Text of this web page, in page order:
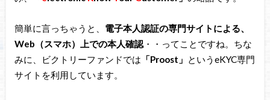
簡単に言っちゃうと、 電子本人認証の専門サイトによる、
Web（スマホ）上での本人確認・・ってことですね。ちな
みに、ビクトリーファンドでは 「Proost」 というeKYC専門
サイトを利用しています。